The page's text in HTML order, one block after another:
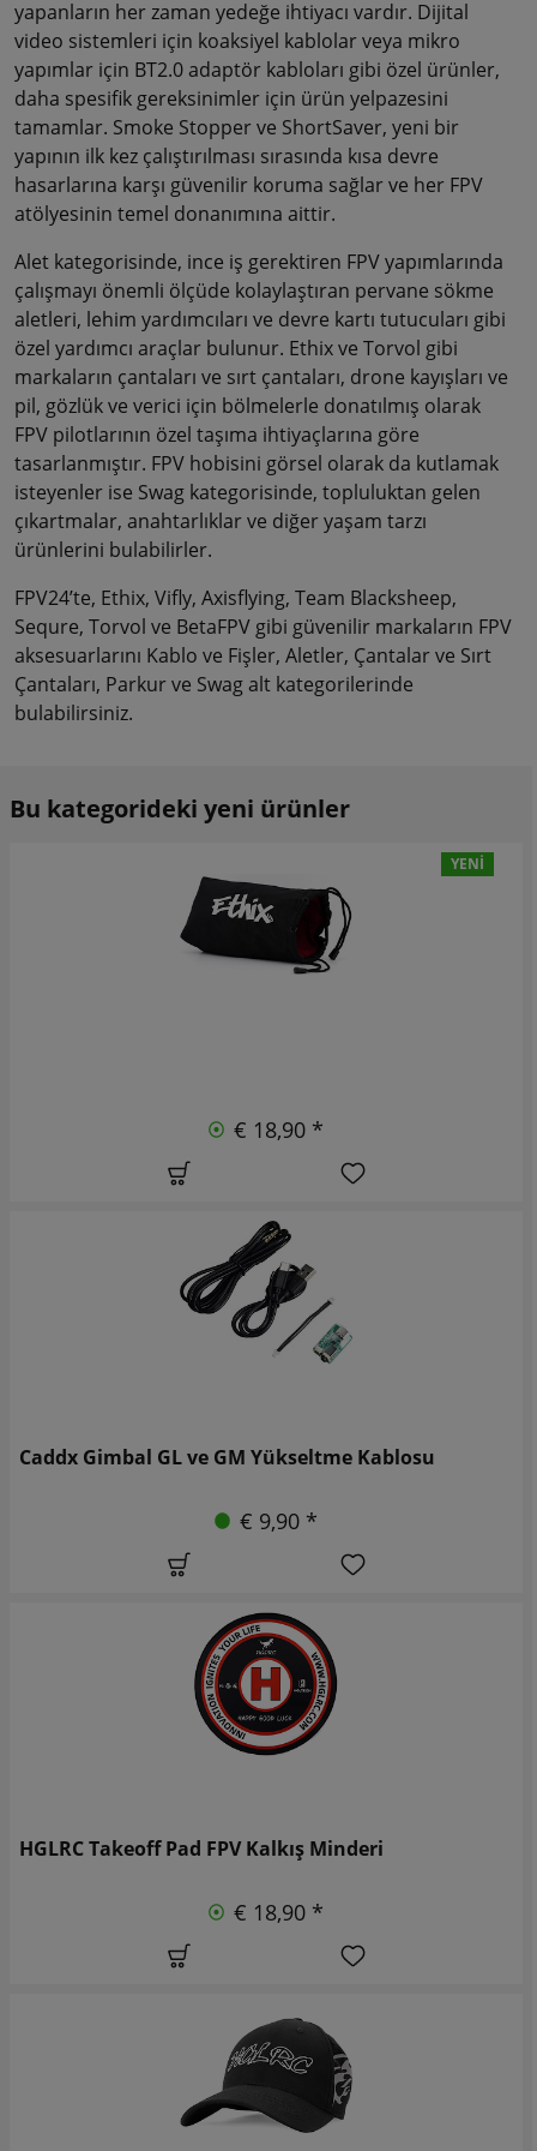
yapanların her zaman yedeğe ihtiyacı vardır. Dijital
video sistemleri için koaksiyel kablolar veya mikro
yapımlar için BT2.0 adaptör kabloları gibi özel ürünler,
daha spesifik gereksinimler için ürün yelpazesini
tamamlar. Smoke Stopper ve ShortSaver, yeni bir
yapının ilk kez çalıştırılması sırasında kısa devre
hasarlarına karşı güvenilir koruma sağlar ve her FPV
atölyesinin temel donanımına aittir.
Alet kategorisinde, ince iş gerektiren FPV yapımlarında
çalışmayı önemli ölçüde kolaylaştıran pervane sökme
aletleri, lehim yardımcıları ve devre kartı tutucuları gibi
özel yardımcı araçlar bulunur. Ethix ve Torvol gibi
markaların çantaları ve sırt çantaları, drone kayışları ve
pil, gözlük ve verici için bölmelerle donatılmış olarak
FPV pilotlarının özel taşıma ihtiyaçlarına göre
tasarlanmıştır. FPV hobisini görsel olarak da kutlamak
isteyenler ise Swag kategorisinde, topluluktan gelen
çıkartmalar, anahtarlıklar ve diğer yaşam tarzı
ürünlerini bulabilirler.
FPV24’te, Ethix, Vifly, Axisflying, Team Blacksheep,
Sequre, Torvol ve BetaFPV gibi güvenilir markaların FPV
aksesuarlarını Kablo ve Fişler, Aletler, Çantalar ve Sırt
Çantaları, Parkur ve Swag alt kategorilerinde
bulabilirsiniz.
Bu kategorideki yeni ürünler
YENI
€ 18,90 *
Caddx Gimbal GL ve GM Yükseltme Kablosu
€ 9,90 *
HGLRC Takeoff Pad FPV Kalkış Minderi
€ 18,90 *